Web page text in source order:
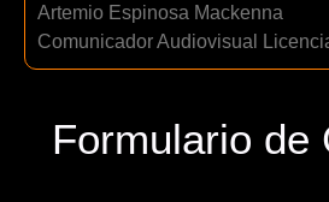
Artemio Espinosa Mackenna
Comunicador Audiovisual
Formulario de